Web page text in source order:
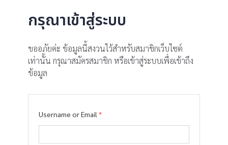
กรุณาเข้าสู่ระบบ
ขออภัยค่ะ ข้อมูลนี้สงวนไว้สำหรับสมาชิกเว็บไซต์
เท่านั้น กรุณาสมัครสมาชิก หรือเข้าสู่ระบบเพื่อเข้าถึง
ข้อมูล
Username or Email*